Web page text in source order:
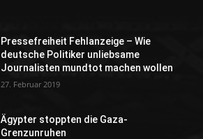
Pressefreiheit Fehlanzeige – Wie
deutsche Politiker unliebsame
Journalisten mundtot machen wollen
27. Februar 2019
Ägypter stoppten die Gaza-
Grenzunruhen